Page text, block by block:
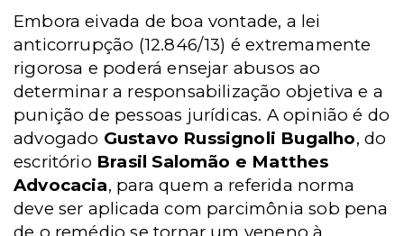
Embora eivada de boa vontade, a lei
anticorrupção (12.846/13) é extremamente
rigorosa e poderá ensejar abusos ao
determinar a responsabilização objetiva e a
punição de pessoas jurídicas. A opinião é do
advogado Gustavo Russignoli Bugalho, do
escritório Brasil Salomão e Matthes
Advocacia, para quem a referida norma
deve ser aplicada com parcimônia sob pena